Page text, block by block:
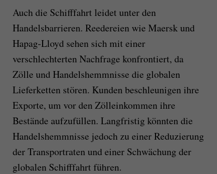
Auch die Schifffahrt leidet unter den
Handelsbarrieren. Reedereien wie Maersk und
Hapag-Lloyd sehen sich mit einer
verschlechterten Nachfrage konfrontiert, da
Zölle und Handelshemmnisse die globalen
Lieferketten stören. Kunden beschleunigen ihre
Exporte, um vor den Zölleinkommen ihre
Bestände aufzufüllen. Langfristig könnten die
Handelshemmnisse jedoch zu einer Reduzierung
der Transportraten und einer Schwächung der
globalen Schifffahrt führen.